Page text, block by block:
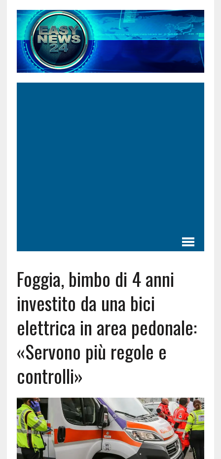
Foggia, bimbo di 4 anni
investito da una bici
elettrica in area pedonale:
«Servono più regole e
controlli»